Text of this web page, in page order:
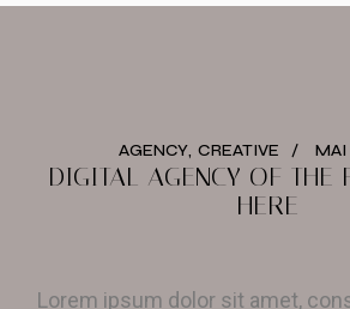
AGENCY CREATIVE MAI
DIGITAL AGENCY OF THE
HERE
Lorem ipsum dolor sit amet,